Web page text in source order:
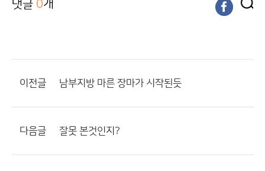
댓글 0개
이전글 남부지방 마른 장마가 시작된듯
다음글 잘못 본것인지?